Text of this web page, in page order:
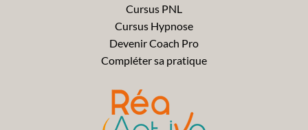
Cursus PNL
Cursus Hypnose
Devenir Coach Pro
Compléter sa pratique